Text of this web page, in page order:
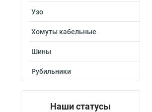
Узо
Хомуты кабельные
Шины
Рубильники
Наши статусы